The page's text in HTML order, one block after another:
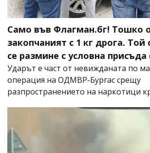
Само във Флагман.бг! Тошко
закопчаният с 1 кг дрога.
се размине с условна
Ударът е част от невижданата по
операция на ОДМВР-Бургас срещу
разпространението на наркотици